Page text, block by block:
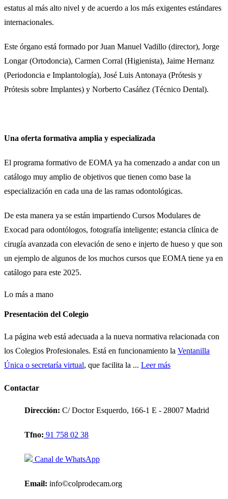
estatus al más alto nivel y de acuerdo a los más exigentes estándares
internacionales.
Este órgano está formado por Juan Manuel Vadillo (director), Jorge
Longar (Ortodoncia), Carmen Corral (Higienista), Jaime Hernanz
(Periodoncia e Implantología), José Luis Antonaya (Prótesis y
Prótesis sobre Implantes) y Norberto Casáñez (Técnico Dental).
Una oferta formativa amplia y especializada
El programa formativo de EOMA ya ha comenzado a andar con un
catálogo muy amplio de objetivos que tienen como base la
especialización en cada una de las ramas odontológicas.
De esta manera ya se están impartiendo Cursos Modulares de
Exocad para odontólogos, fotografía inteligente; estancia clínica de
cirugía avanzada con elevación de seno e injerto de hueso y que son
un ejemplo de algunos de los muchos cursos que EOMA tiene ya en
catálogo para este 2025.
Lo más a mano
Presentación del Colegio
La página web está adecuada a la nueva normativa relacionada con
los Colegios Profesionales. Está en funcionamiento la Ventanilla
Única o secretaría virtual, que facilita la ... Leer más
Contactar
Dirección: C/ Doctor Esquerdo, 166-1 E - 28007 Madrid
Tfno: 91 758 02 38
Canal de WhatsApp
Email: info©colprodecam.org